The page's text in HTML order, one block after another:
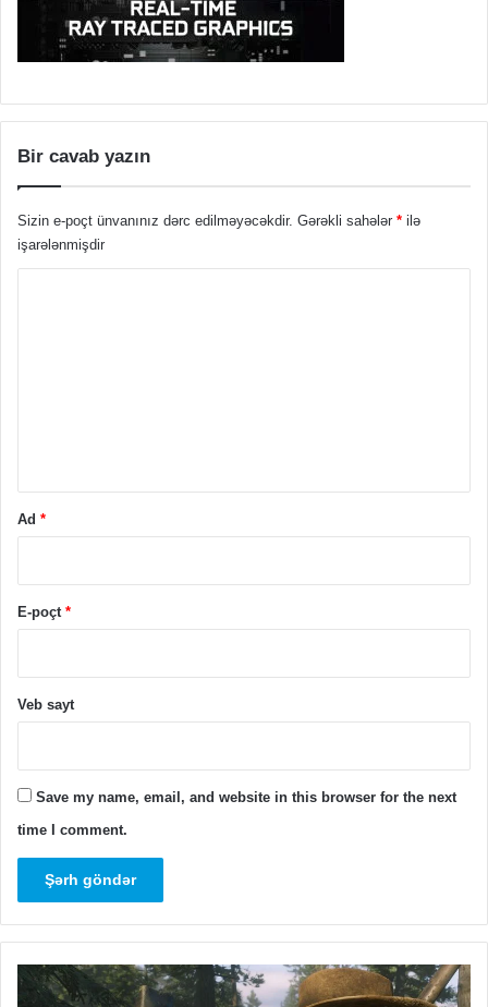
Bir cavab yazın
Sizin e-poçt ünvanınız dərc edilməyəcəkdir. Gərəkli sahələr * ilə
işarələnmişdir
Ad *
E-poçt *
Veb sayt
Save my name, email, and website in this browser for the next
time I comment.
Red
Dead